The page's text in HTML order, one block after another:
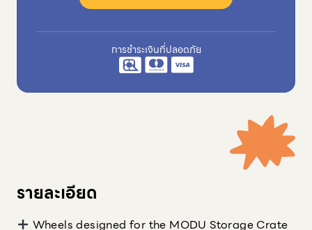
การชำระเงินที่ปลอดภัย
รายละเอียด
Wheels designed for the MODU Storage Crate